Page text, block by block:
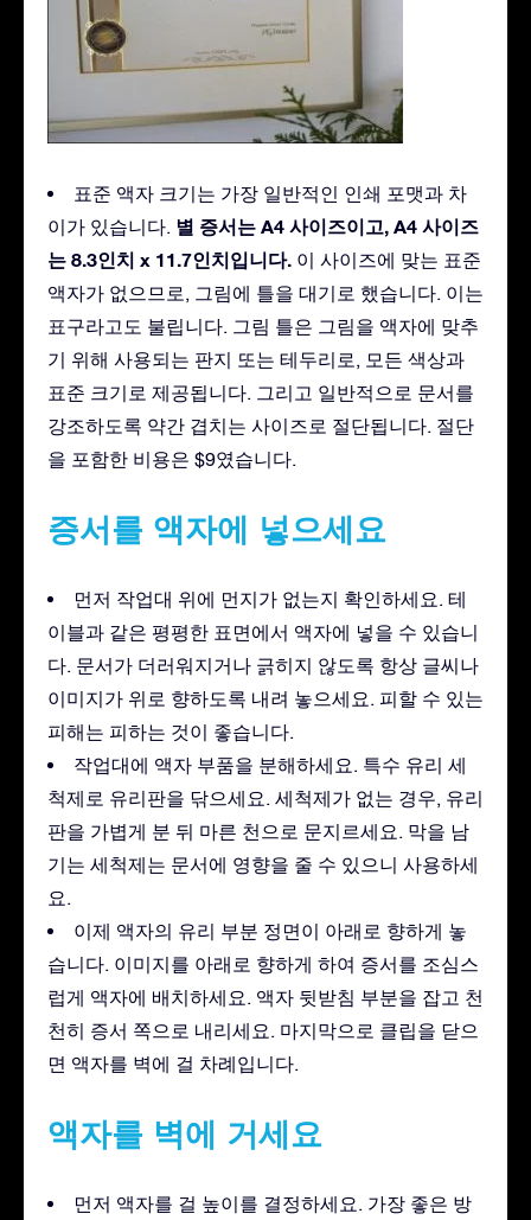
표준 액자 크기는 가장 일반적인 인쇄 포맷과 차
이가 있습니다. 별 증서는 A4 사이즈이고, A4 사이즈
는 8.3인치 x 11.7인치입니다. 이 사이즈에 맞는 표준
액자가 없으므로, 그림에 틀을 대기로 했습니다. 이는
표구라고도 불립니다. 그림 틀은 그림을 액자에 맞추
기 위해 사용되는 판지 또는 테두리로, 모든 색상과
표준 크기로 제공됩니다. 그리고 일반적으로 문서를
강조하도록 약간 겹치는 사이즈로 절단됩니다. 절단
을 포함한 비용은 $9였습니다.
증서를 액자에 넣으세요
먼저 작업대 위에 먼지가 없는지 확인하세요. 테
이블과 같은 평평한 표면에서 액자에 넣을 수 있습니
다. 문서가 더러워지거나 긁히지 않도록 항상 글씨나
이미지가 위로 향하도록 내려 놓으세요. 피할 수 있는
피해는 피하는 것이 좋습니다.
작업대에 액자 부품을 분해하세요. 특수 유리 세
척제로 유리판을 닦으세요. 세척제가 없는 경우, 유리
판을 가볍게 분 뒤 마른 천으로 문지르세요. 막을 남
기는 세척제는 문서에 영향을 줄 수 있으니 사용하세
요.
이제 액자의 유리 부분 정면이 아래로 향하게 놓
습니다. 이미지를 아래로 향하게 하여 증서를 조심스
럽게 액자에 배치하세요. 액자 뒷받침 부분을 잡고 천
천히 증서 쪽으로 내리세요. 마지막으로 클립을 닫으
면 액자를 벽에 걸 차례입니다.
액자를 벽에 거세요
먼저 액자를 걸 높이를 결정하세요. 가장 좋은 방